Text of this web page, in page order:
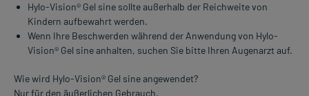
Hylo-Vision® Gel sine sollte außerhalb der Reichweite von
Kindern aufbewahrt werden.
Wenn Ihre Beschwerden während der Anwendung von Hylo-
Vision® Gel sine anhalten, suchen Sie bitte Ihren Augenarzt auf.
Wie wird Hylo-Vision® Gel sine angewendet?
Nur für den äußerlichen Gebrauch.